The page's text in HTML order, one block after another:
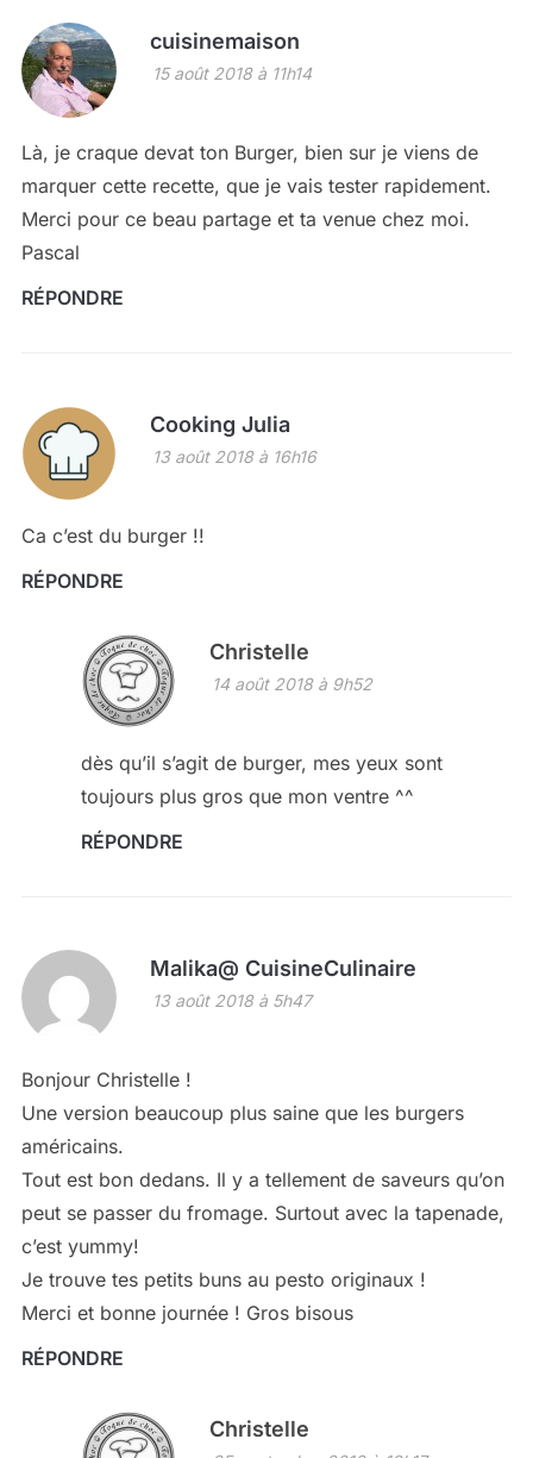
cuisinemaison
15 août 2018 à 11h14
Là, je craque devat ton Burger, bien sur je viens de
marquer cette recette, que je vais tester rapidement.
Merci pour ce beau partage et ta venue chez moi.
Pascal
RÉPONDRE
Cooking Julia
13 août 2018 à 16h16
Ca c’est du burger !!
RÉPONDRE
Christelle
14 août 2018 à 9h52
dès qu’il s’agit de burger, mes yeux sont
toujours plus gros que mon ventre ^^
RÉPONDRE
Malika@ CuisineCulinaire
13 août 2018 à 5h47
Bonjour Christelle !
Une version beaucoup plus saine que les burgers
américains.
Tout est bon dedans. Il y a tellement de saveurs qu’on
peut se passer du fromage. Surtout avec la tapenade,
c’est yummy!
Je trouve tes petits buns au pesto originaux !
Merci et bonne journée ! Gros bisous
RÉPONDRE
Christelle